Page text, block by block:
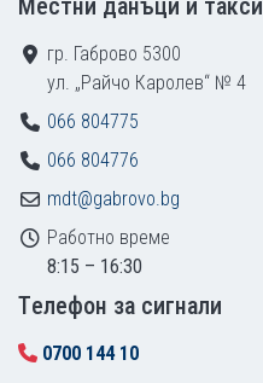
Местни данъци и такси
гр. Габрово 5300
ул. „Райчо Каролев“ № 4
066 804775
066 804776
mdt@gabrovo.bg
Работно време
8:15 – 16:30
Tелефон за сигнали
0700 144 10